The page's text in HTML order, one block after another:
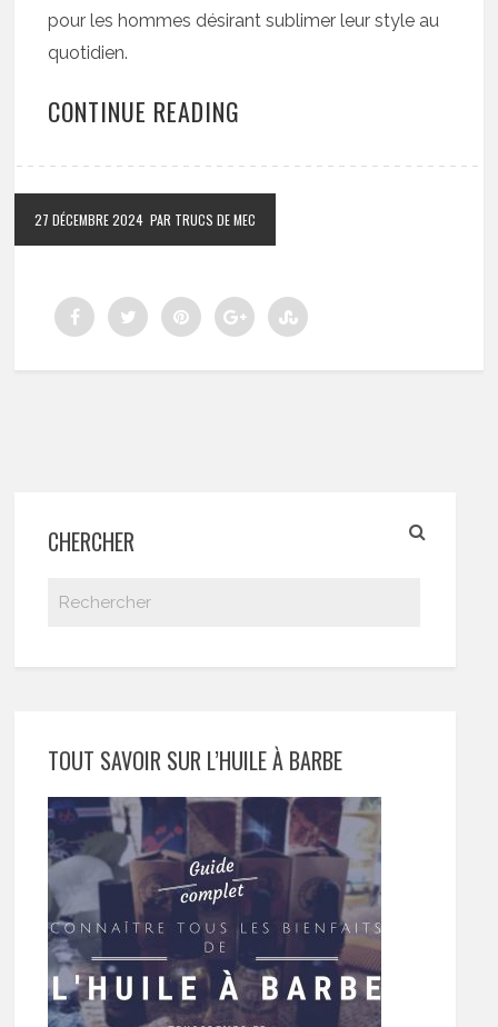
pour les hommes désirant sublimer leur style au
quotidien.
CONTINUE READING
27 DÉCEMBRE 2024 PAR TRUCS DE MEC
CHERCHER
TOUT SAVOIR SUR L’HUILE À BARBE